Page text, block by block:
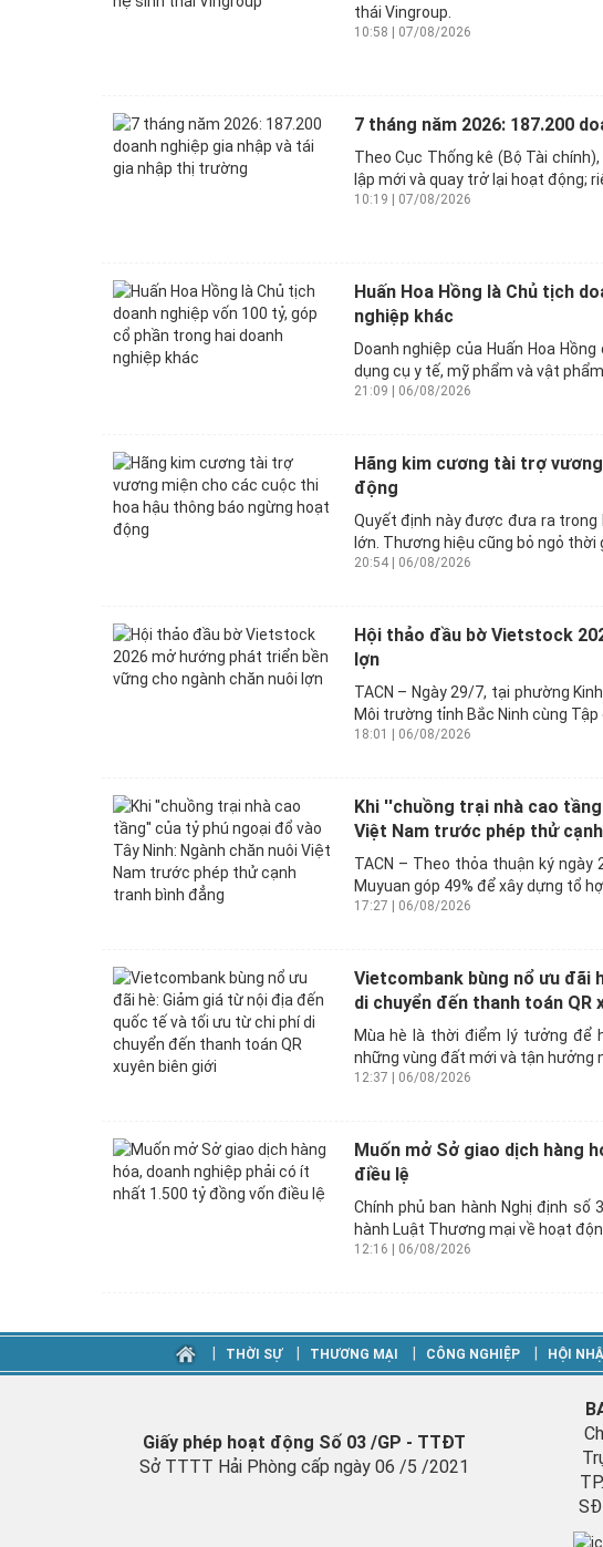
thái Vingroup.
10:58 | 07/08/2026
7 tháng năm 2026: 187.200
Theo Cục Thống kê (Bộ Tài
lập mới và quay trở lại hoạt động;
10:19 | 07/08/2026
Huấn Hoa Hồng là Chủ tịch
nghiệp khác
Doanh nghiệp của Huấn Hoa
dụng cụ y tế, mỹ phẩm và vật
21:09 | 06/08/2026
Hãng kim cương tài trợ
động
Quyết định này được đưa ra
lớn. Thương hiệu cũng bỏ ngỏ thời
20:54 | 06/08/2026
Hội thảo đầu bờ Vietstock
lợn
TACN – Ngày 29/7, tại phường
Môi trường tỉnh Bắc Ninh cùng Tập
18:01 | 06/08/2026
Khi ''chuồng trại nhà cao
Việt Nam trước phép thử
TACN – Theo thỏa thuận ký ngày
Muyuan góp 49% để xây dựng tổ
17:27 | 06/08/2026
Vietcombank bùng nổ ưu đãi
di chuyển đến thanh toán QR
Mùa hè là thời điểm lý tưởng để
những vùng đất mới và tận hưởng
12:37 | 06/08/2026
Muốn mở Sở giao dịch hàng
điều lệ
Chính phủ ban hành Nghị định
hành Luật Thương mại về hoạt
12:16 | 06/08/2026
‎| THỜI SỰ ‎| THƯƠNG MẠI ‎| CÔNG NGHIỆP ‎| HỘI
Giấy phép hoạt động Số 03 /GP - TTĐT
Sở TTTT Hải Phòng cấp ngày 06 /5 /2021